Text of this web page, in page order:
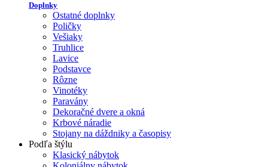
Doplnky
Ostatné doplnky
Poličky
Vešiaky
Truhlice
Lavice
Podstavce
Rôzne
Vinotéky
Paravány
Dekoračné dvere a okná
Krbové náradie
Stojany na dáždniky a časopisy
Podľa štýlu
Klasický nábytok